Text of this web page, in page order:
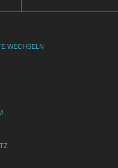
WECHSELN